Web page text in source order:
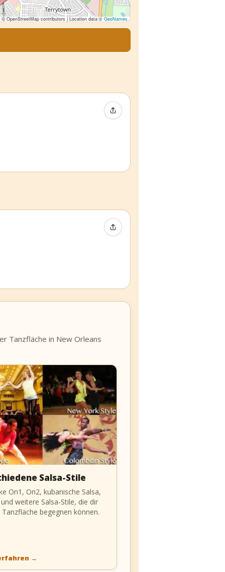
© OpenStreetMap contributors | Location data ©GeoNames
Event teilen
Event teilen
Tanzfläche in New Orleans
Salsa-Stile
On1, On2, kubanische Salsa,
weitere Salsa-Stile, die dir
begegnen können.
→